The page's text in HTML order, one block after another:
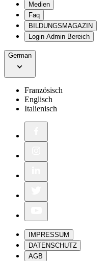
Medien
Faq
BILDUNGSMAGAZIN
Login Admin Bereich
German
Französisch
Englisch
Italienisch
IMPRESSUM
DATENSCHUTZ
AGB